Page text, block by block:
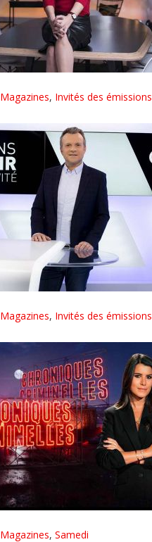
Magazines, Invités des émissions
Magazines, Invités des émissions
Magazines, Samedi